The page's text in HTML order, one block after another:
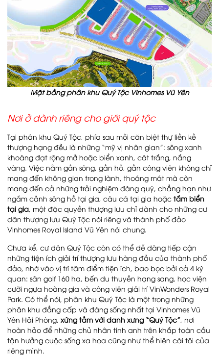
Mặt bằng phân khu Quý Tộc Vinhomes Vũ Yên
Nơi ở dành riêng cho giới quý tộc
Tại phân khu Quý Tộc, phía sau mỗi căn biệt thự liền kề
thượng hạng đều là những “mỹ vị nhân gian”: sông xanh
khoáng đạt rộng mở hoặc biển xanh, cát trắng, nắng
vàng. Việc nằm gần sông, gần hồ, gần công viên không chỉ
mang đến không gian trong lành, thoáng mát mà còn
mang đến cả những trải nghiệm đáng quý, chẳng hạn như
ngắm cảnh sông hồ tại gia, câu cá tại gia hoặc tắm biển
tại gia, một đặc quyền thượng lưu chỉ dành cho những cư
dân thượng lưu Quý Tộc nói riêng và thành phố đảo
Vinhomes Royal Island Vũ Yên nói chung.
Chưa kể, cư dân Quý Tộc còn có thể dễ dàng tiếp cận
những tiện ích giải trí thượng lưu hàng đầu của thành phố
đảo, nhờ vào vị trí tâm điểm tiện ích, bao bọc bởi cả 4 kỳ
quan: sân golf 160 ha, bến du thuyền hạng sang, học viện
cưỡi ngựa hoàng gia và công viên giải trí VinWonders Royal
Park. Có thể nói, phân khu Quý Tộc là một trong những
phân khu đẳng cấp và đáng sống nhất tại Vinhomes Vũ
Yên Hải Phòng, xứng tầm với danh xưng “Quý Tộc”, nơi
hoàn hảo để những chủ nhân tinh anh trên khắp toàn cầu
tận hưởng cuộc sống xa hoa cũng như thể hiện cái tôi của
riêng mình.